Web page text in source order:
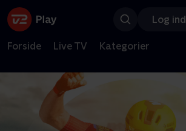
Log ind
Forside Live TV Kategorier